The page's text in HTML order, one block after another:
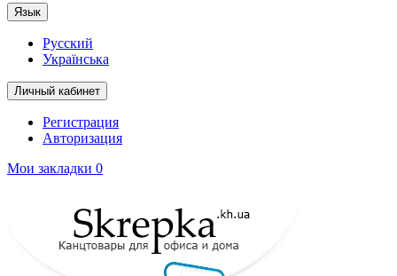
Язык
Русский
Українська
Личный кабинет
Регистрация
Авторизация
Мои закладки 0